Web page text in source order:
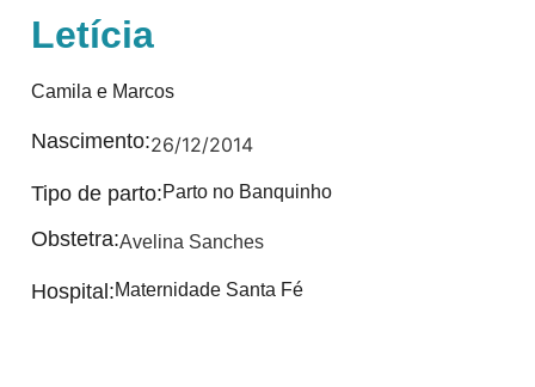
Letícia
Camila e Marcos
Nascimento:26/12/2014
Tipo de parto:Parto no Banquinho
Obstetra:Avelina Sanches
Hospital:Maternidade Santa Fé